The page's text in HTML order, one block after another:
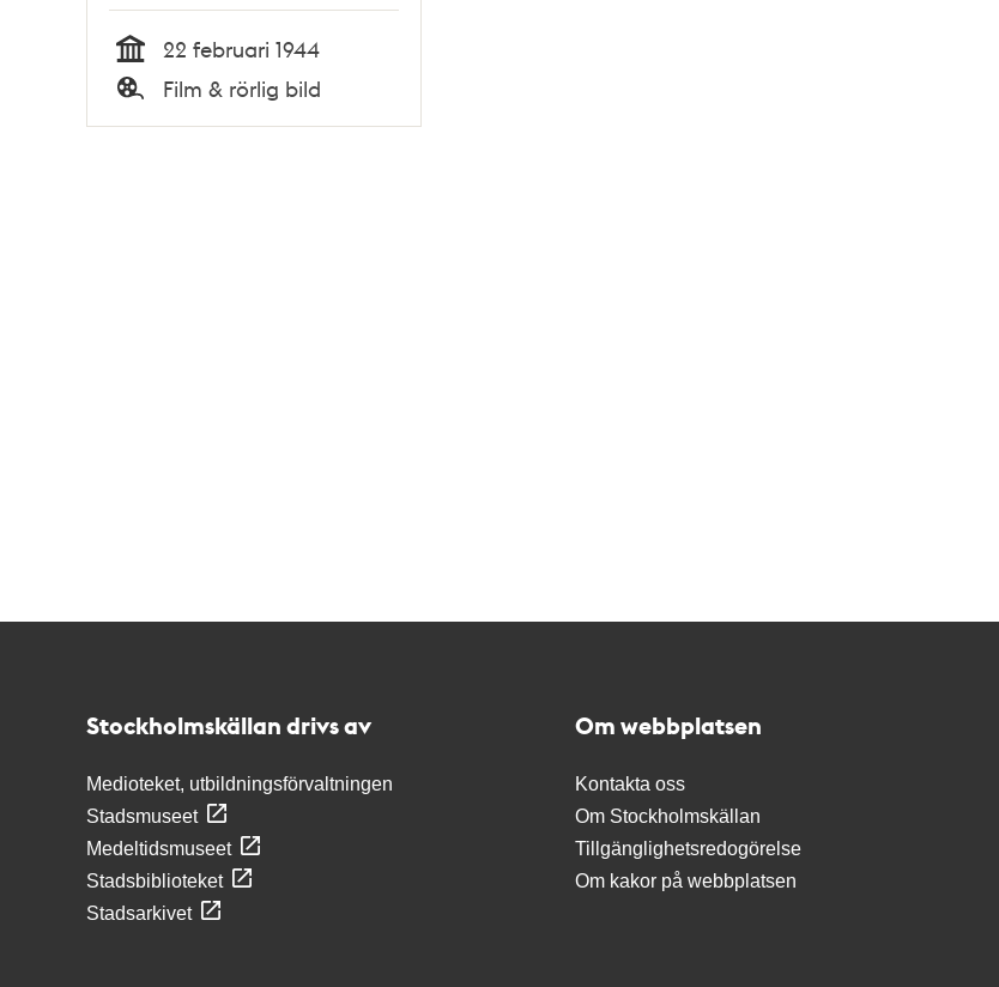
Tid
22 februari 1944
Film & rörlig bild
Stockholmskällan drivs av
Medioteket, utbildningsförvaltningen
Stadsmuseet
Medeltidsmuseet
Stadsbiblioteket
Stadsarkivet
Om webbplatsen
Kontakta oss
Om Stockholmskällan
Tillgänglighetsredogörelse
Om kakor på webbplatsen